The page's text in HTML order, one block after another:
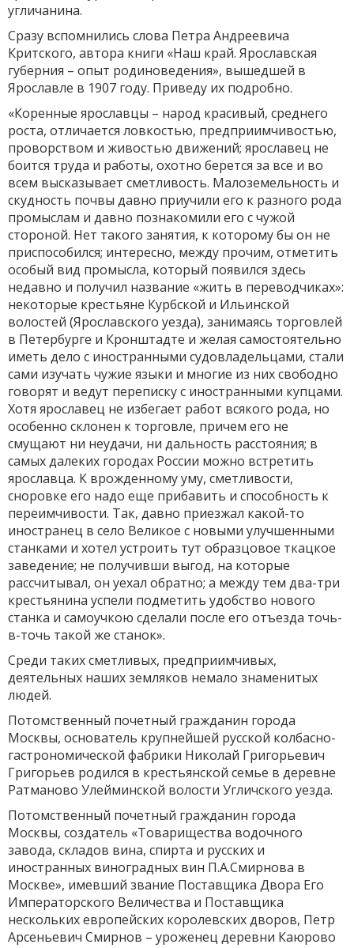
угличанина.
Сразу вспомнились слова Петра Андреевича
Критского, автора книги «Наш край. Ярославская
губерния – опыт родиноведения», вышедшей в
Ярославле в 1907 году. Приведу их подробно.
«Коренные ярославцы – народ красивый, среднего
роста, отличается ловкостью, предприимчивостью,
проворством и живостью движений; ярославец не
боится труда и работы, охотно берется за все и во
всем высказывает сметливость. Малоземельность и
скудность почвы давно приучили его к разного рода
промыслам и давно познакомили его с чужой
стороной. Нет такого занятия, к которому бы он не
приспособился; интересно, между прочим, отметить
особый вид промысла, который появился здесь
недавно и получил название «жить в переводчиках»:
некоторые крестьяне Курбской и Ильинской
волостей (Ярославского уезда), занимаясь торговлей
в Петербурге и Кронштадте и желая самостоятельно
иметь дело с иностранными судовладельцами, стали
сами изучать чужие языки и многие из них свободно
говорят и ведут переписку с иностранными купцами.
Хотя ярославец не избегает работ всякого рода, но
особенно склонен к торговле, причем его не
смущают ни неудачи, ни дальность расстояния; в
самых далеких городах России можно встретить
ярославца. К врожденному уму, сметливости,
сноровке его надо еще прибавить и способность к
переимчивости. Так, давно приезжал какой-то
иностранец в село Великое с новыми улучшенными
станками и хотел устроить тут образцовое ткацкое
заведение; не получивши выгод, на которые
рассчитывал, он уехал обратно; а между тем два-три
крестьянина успели подметить удобство нового
станка и самоучкою сделали после его отъезда точь-
в-точь такой же станок».
Среди таких сметливых, предприимчивых,
деятельных наших земляков немало знаменитых
людей.
Потомственный почетный гражданин города
Москвы, основатель крупнейшей русской колбасно-
гастрономической фабрики Николай Григорьевич
Григорьев родился в крестьянской семье в деревне
Ратманово Улейминской волости Угличского уезда.
Потомственный почетный гражданин города
Москвы, создатель «Товарищества водочного
завода, складов вина, спирта и русских и
иностранных виноградных вин П.А.Смирнова в
Москве», имевший звание Поставщика Двора Его
Императорского Величества и Поставщика
нескольких европейских королевских дворов, Петр
Арсеньевич Смирнов – уроженец деревни Каюрово